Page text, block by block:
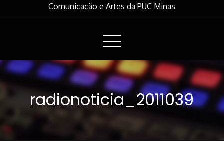
Comunicação e Artes da PUC Minas
radionoticia_2011039